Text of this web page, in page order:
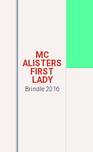
MC
ALISTERS
FIRST
LADY
Brindle 2016